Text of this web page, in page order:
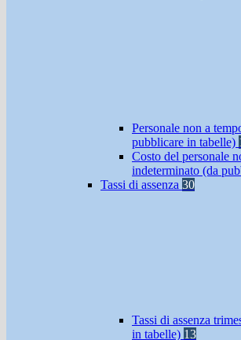
Personale non a
pubblicare in tabelle)
Costo del personale
indeterminato (da
Tassi di assenza 30
Tassi di assenza
in tabelle) 13